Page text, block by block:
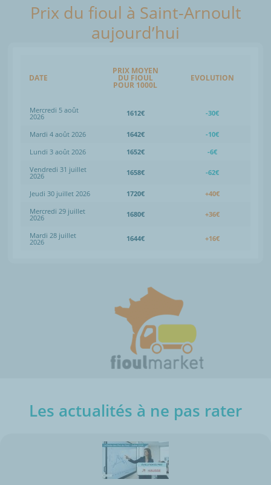
Prix du fioul à Saint-Arnoult
aujourd’hui
DATE
PRIX MOYEN
DU FIOUL
POUR 1000L
EVOLUTION
Mercredi 5 août
2026 1612€ -30€
Mardi 4 août 2026 1642€
-10€
Lundi 3 août 2026
1652€
-6€
Vendredi 31 juillet
2026 1658€ -62€
Jeudi 30 juillet 2026 1720€
+40€
Mercredi 29 juillet
2026 1680€ +36€
Mardi 28 juillet
2026 1644€ +16€
Les actualités à ne pas rater